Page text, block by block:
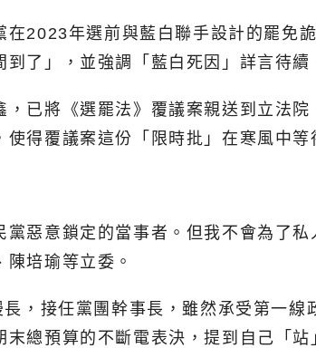
2023年選前與藍白聯手設計的罷免
了」，並強調「藍白死因」詳言待續
已將《選罷法》覆議案親送到立法
得覆議案這份「限時批」在寒風中等
惡意鎖定的當事者。但我不會為了
培瑜等立委。
，接任黨團幹事長，雖然承受第一線
總預算的不斷電表決，提到自己「